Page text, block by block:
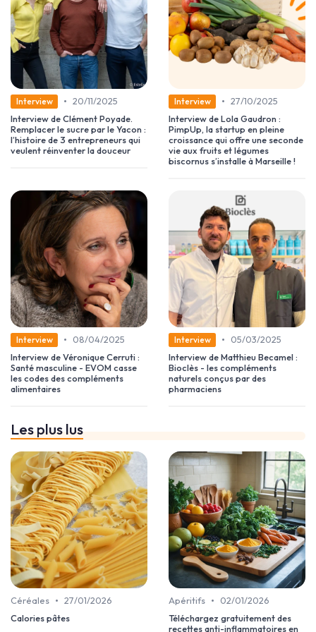
Interview • 20/11/2025
Interview de Clément Poyade.
Remplacer le sucre par le Yacon :
l’histoire de 3 entrepreneurs qui
veulent réinventer la douceur
Interview • 27/10/2025
Interview de Lola Gaudron :
PimpUp, la startup en pleine
croissance qui offre une seconde
vie aux fruits et légumes
biscornus s’installe à Marseille !
Interview •
08/04/2025
Interview de Véronique Cerruti :
Santé masculine - EVOM casse
les codes des compléments
alimentaires
Interview •
05/03/2025
Interview de Matthieu Becamel :
Bioclès - les compléments
naturels conçus par des
pharmaciens
Les plus lus
Céréales • 27/01/2026
Calories pâtes
Apéritifs •
02/01/2026
Téléchargez gratuitement des
recettes anti-inflammatoires en